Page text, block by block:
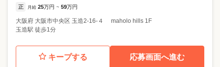
正 月給 25万円 ~ 59万円
大阪府 大阪市中央区 玉造2-16-４ maholo hills 1F
玉造駅 徒歩1分
キープする 応募画面へ進む